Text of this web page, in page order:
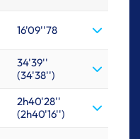
16'09''78
34'39''
(34'38'')
2h40'28''
(2h40'16'')